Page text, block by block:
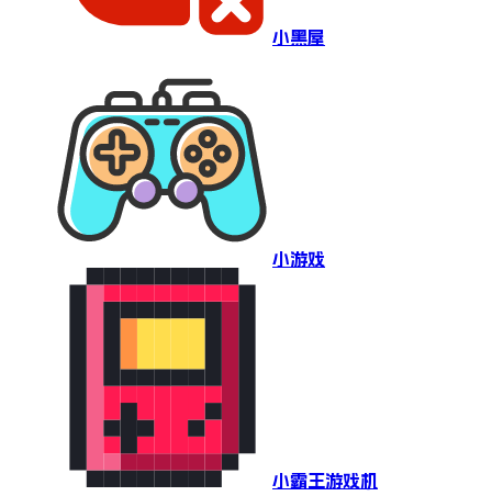
小黑屋
小游戏
小霸王游戏机